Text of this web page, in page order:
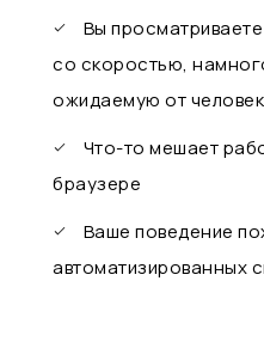
Вы
со скоростью,
ожидаемую от
Что-то мешает
браузере
Ваше поведение
автоматизированных